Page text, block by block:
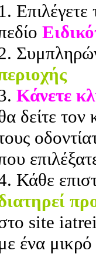
Επιλέγετε
Κάνετε
δείτε
Κάθε
site
ένα